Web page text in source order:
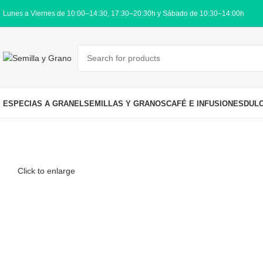
Lunes a Viernes de 10:00–14:30, 17:30–20:30h y Sábado de 10:30–14:00h
ESPECIAS A GRANELSEMILLAS Y GRANOSCAFÉ E INFUSIONES
Click to enlarge